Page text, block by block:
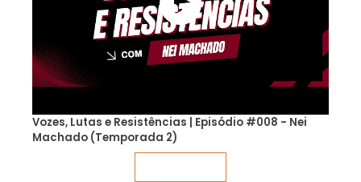
Vozes, Lutas e Resistências | Episódio #008 - Nei
Machado (Temporada 2)